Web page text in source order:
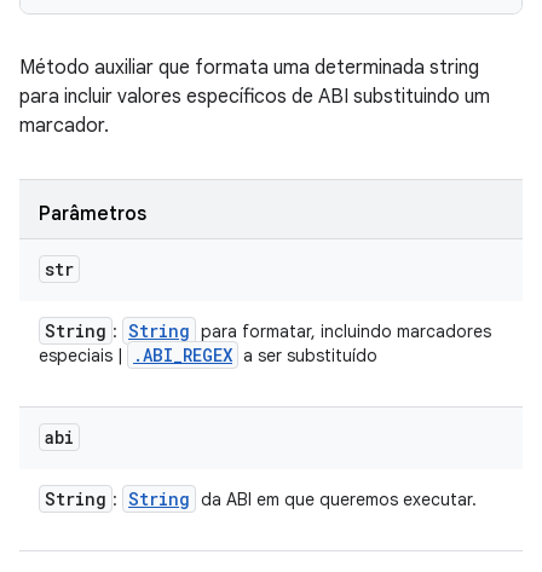
Método auxiliar que formata uma determinada string
para incluir valores específicos de ABI substituindo um
marcador.
Parâmetros
str
String : String para formatar, incluindo marcadores
especiais |
.ABI_REGEX a ser substituído
abi
String : String da ABI em que queremos executar.